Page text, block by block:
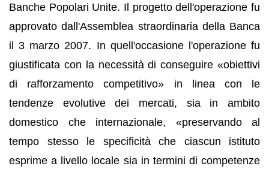
Banche Popolari Unite. Il progetto dell'operazione fu
approvato dall'Assemblea straordinaria della Banca
il 3 marzo 2007. In quell'occasione l'operazione fu
giustificata con la necessità di conseguire «obiettivi
di rafforzamento competitivo» in linea con le
tendenze evolutive dei mercati, sia in ambito
domestico che internazionale, «preservando al
tempo stesso le specificità che ciascun istituto
esprime a livello locale sia in termini di competenze